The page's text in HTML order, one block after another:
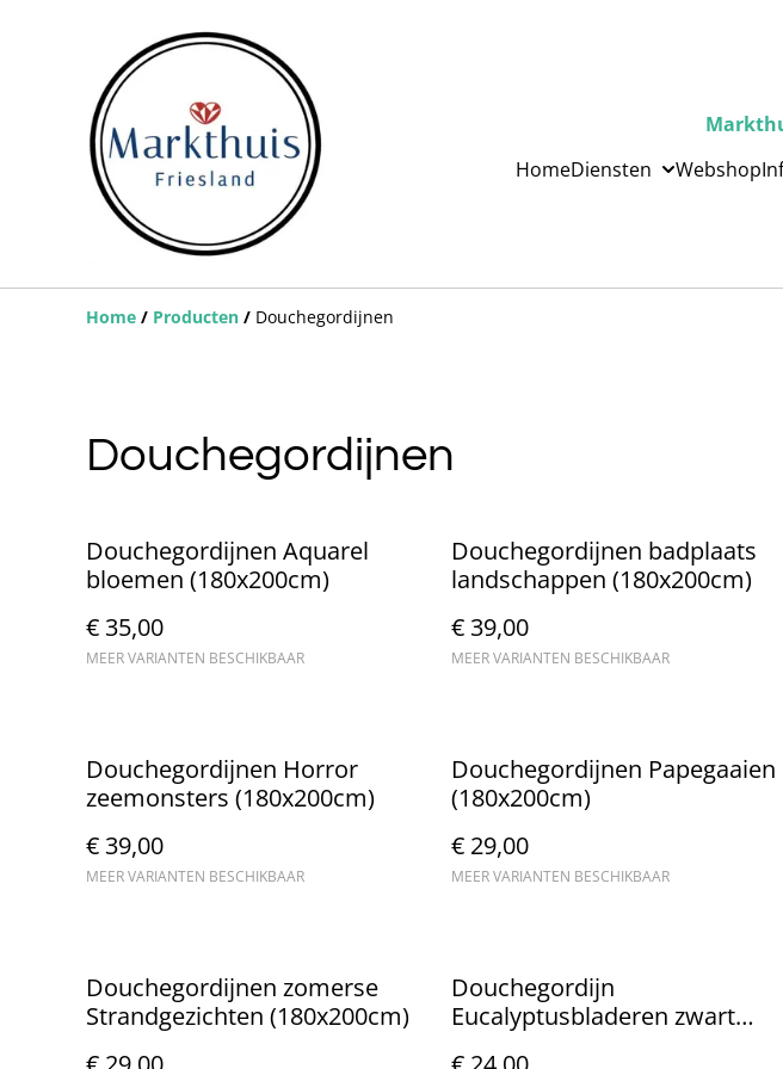
HomeDiensten Webshop
Home / Producten / Douchegordijnen
Douchegordijnen
Douchegordijnen Aquarel
bloemen (180x200cm)
€ 35,00
MEER VARIANTEN BESCHIKBAAR
Douchegordijnen badplaats
landschappen (180x200cm)
€ 39,00
MEER VARIANTEN BESCHIKBAAR
Douchegordijnen Horror
zeemonsters (180x200cm)
€ 39,00
MEER VARIANTEN BESCHIKBAAR
Douchegordijnen Papegaaien
(180x200cm)
€ 29,00
MEER VARIANTEN BESCHIKBAAR
Douchegordijnen zomerse
Strandgezichten (180x200cm)
Douchegordijn
Eucalyptusbladeren zwart